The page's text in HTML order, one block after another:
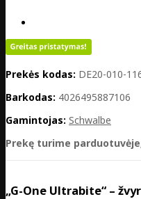
Prekės kodas: DE20-010-
Barkodas: 4026495887106
Gamintojas: Schwalbe
Prekę turime
„G-One Ultrabite“ –